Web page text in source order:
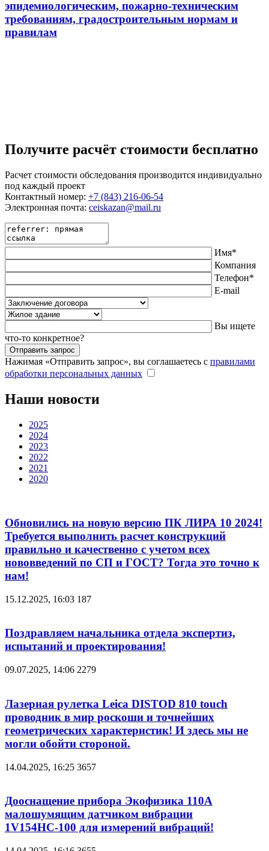
эпидемиологическим, пожарно-техническим
требованиям, градостроительным нормам и
правилам
Получите расчёт стоимости бесплатно
Расчет стоимости обследования производится индивидуально
под каждый проект
Контактный номер: +7 (843) 216-06-54
Электронная почта: ceiskazan@mail.ru
Имя*
Компания
Телефон*
E-mail
Вы ищете
что-то конкретное?
Нажимая «Отправить запрос», вы соглашаетесь с правилами
обработки персональных данных
Наши новости
2025
2024
2023
2022
2021
2020
Обновились на новую версию ПК ЛИРА 10 2024!
Требуется выполнить расчет конструкций
правильно и качественно с учетом всех
нововведений по СП и ГОСТ? Тогда это точно к
нам!
15.12.2025, 16:03 187
Поздравляем начальника отдела экспертиз,
испытаний и проектирования!
09.07.2025, 14:06 2279
Лазерная рулетка Leica DISTOD 810 touch
проводник в мир роскоши и точнейших
геометрических характеристик! И здесь мы не
могли обойти стороной.
14.04.2025, 16:25 3657
Дооснащение прибора Экофизика 110А
малошумящим датчиком вибрации
1V154НС-100 для измерений вибраций!